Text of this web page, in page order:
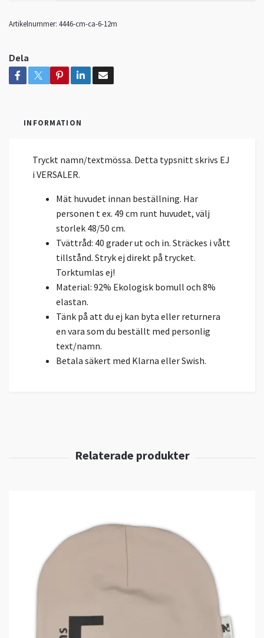
Artikelnummer: 4446-cm-ca-6-12m
Dela
INFORMATION
Tryckt namn/textmössa. Detta typsnitt skrivs EJ
i VERSALER.
Mät huvudet innan beställning. Har
personen t ex. 49 cm runt huvudet, välj
storlek 48/50 cm.
Tvättråd: 40 grader ut och in. Sträckes i vått
tillstånd. Stryk ej direkt på trycket.
Torktumlas ej!
Material: 92% Ekologisk bomull och 8%
elastan.
Tänk på att du ej kan byta eller returnera
en vara som du beställt med personlig
text/namn.
Betala säkert med Klarna eller Swish.